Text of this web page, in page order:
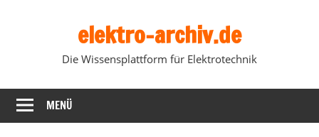
elektro-archiv.de
Die Wissensplattform für Elektrotechnik
MENÜ